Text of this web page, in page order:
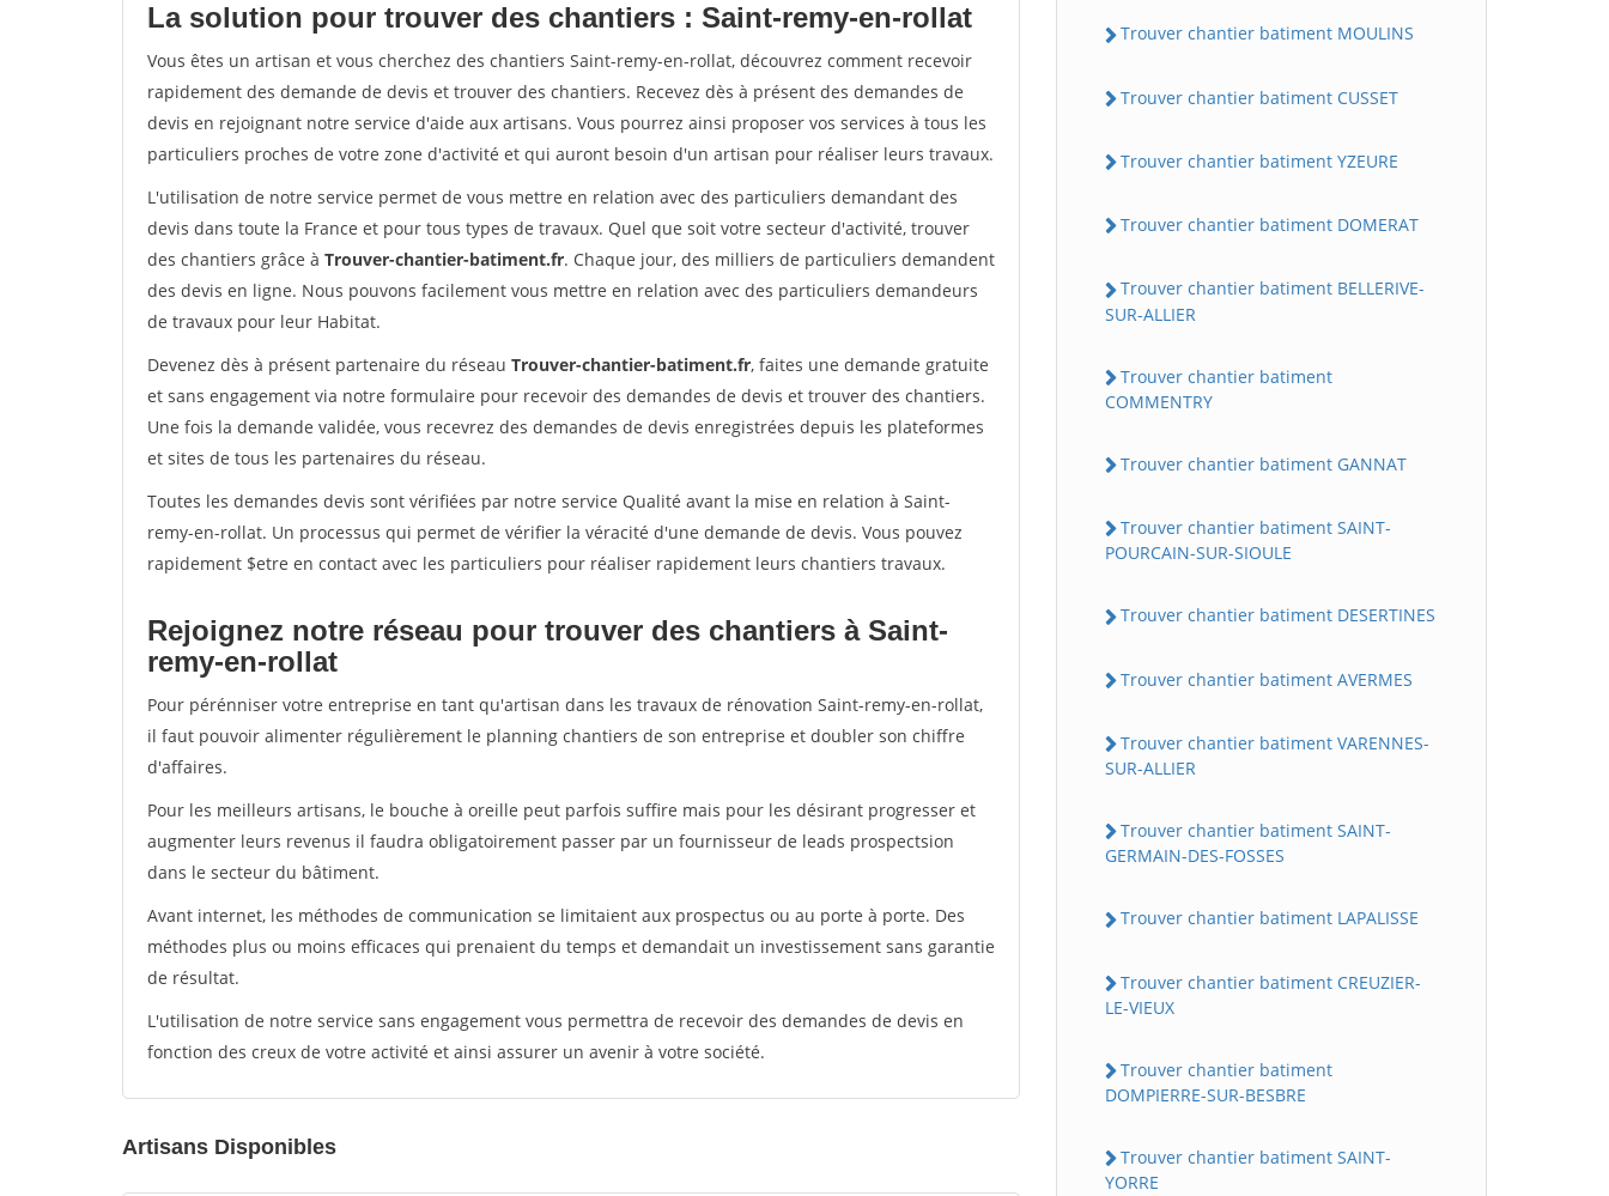
La solution pour trouver des chantiers : Saint-remy-en-rollat
Vous êtes un artisan et vous cherchez des chantiers Saint-remy-en-rollat, découvrez comment recevoir
rapidement des demande de devis et trouver des chantiers. Recevez dès à présent des demandes de
devis en rejoignant notre service d'aide aux artisans. Vous pourrez ainsi proposer vos services à tous les
particuliers proches de votre zone d'activité et qui auront besoin d'un artisan pour réaliser leurs travaux.
L'utilisation de notre service permet de vous mettre en relation avec des particuliers demandant des
devis dans toute la France et pour tous types de travaux. Quel que soit votre secteur d'activité, trouver
des chantiers grâce à Trouver-chantier-batiment.fr. Chaque jour, des milliers de particuliers demandent
des devis en ligne. Nous pouvons facilement vous mettre en relation avec des particuliers demandeurs
de travaux pour leur Habitat.
Devenez dès à présent partenaire du réseau Trouver-chantier-batiment.fr, faites une demande gratuite
et sans engagement via notre formulaire pour recevoir des demandes de devis et trouver des chantiers.
Une fois la demande validée, vous recevrez des demandes de devis enregistrées depuis les plateformes
et sites de tous les partenaires du réseau.
Toutes les demandes devis sont vérifiées par notre service Qualité avant la mise en relation à Saint-
remy-en-rollat. Un processus qui permet de vérifier la véracité d'une demande de devis. Vous pouvez
rapidement $etre en contact avec les particuliers pour réaliser rapidement leurs chantiers travaux.
Rejoignez notre réseau pour trouver des chantiers à Saint-
remy-en-rollat
Pour pérénniser votre entreprise en tant qu'artisan dans les travaux de rénovation Saint-remy-en-rollat,
il faut pouvoir alimenter régulièrement le planning chantiers de son entreprise et doubler son chiffre
d'affaires.
Pour les meilleurs artisans, le bouche à oreille peut parfois suffire mais pour les désirant progresser et
augmenter leurs revenus il faudra obligatoirement passer par un fournisseur de leads prospectsion
dans le secteur du bâtiment.
Avant internet, les méthodes de communication se limitaient aux prospectus ou au porte à porte. Des
méthodes plus ou moins efficaces qui prenaient du temps et demandait un investissement sans garantie
de résultat.
L'utilisation de notre service sans engagement vous permettra de recevoir des demandes de devis en
fonction des creux de votre activité et ainsi assurer un avenir à votre société.
Artisans Disponibles
Trouver chantier batiment MOULINS
Trouver chantier batiment CUSSET
Trouver chantier batiment YZEURE
Trouver chantier batiment DOMERAT
Trouver chantier batiment BELLERIVE-
SUR-ALLIER
Trouver chantier batiment
COMMENTRY
Trouver chantier batiment GANNAT
Trouver chantier batiment SAINT-
POURCAIN-SUR-SIOULE
Trouver chantier batiment DESERTINES
Trouver chantier batiment AVERMES
Trouver chantier batiment VARENNES-
SUR-ALLIER
Trouver chantier batiment SAINT-
GERMAIN-DES-FOSSES
Trouver chantier batiment LAPALISSE
Trouver chantier batiment CREUZIER-
LE-VIEUX
Trouver chantier batiment
DOMPIERRE-SUR-BESBRE
Trouver chantier batiment SAINT-
YORRE